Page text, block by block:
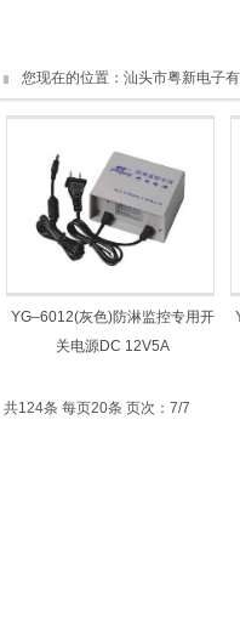
YG–6012(灰色)防淋监控专用开
关电源DC 12V5A
共124条 每页20条 页次：7/7
您现在的位置： 汕头市粤新电子